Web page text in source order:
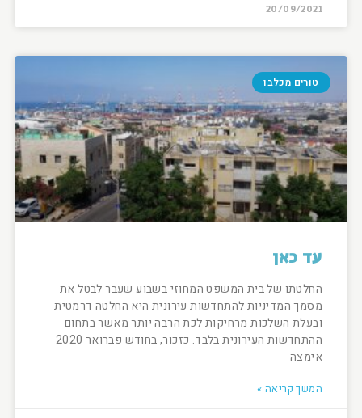
20/09/2021
טורים מכלבו
עד כאן
החלטתו של בית המשפט המחוזי בשבוע שעבר לבטל את
מסמך המדיניות להתחדשות עירונית היא החלטה דרמטית
ובעלת השלכות מרחיקות לכת הרבה יותר מאשר בתחום
ההתחדשות העירונית בלבד. כזכור, בחודש פברואר 2020
אימצה
המשך קריאה »